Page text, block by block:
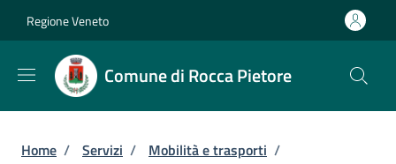
Regione Veneto
Comune di Rocca Pietore
Briciole di pane
Home / Servizi / Mobilità e trasporti /